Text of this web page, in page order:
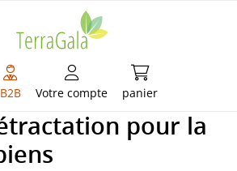
B2B Votre compte panier
Le panier
pour la